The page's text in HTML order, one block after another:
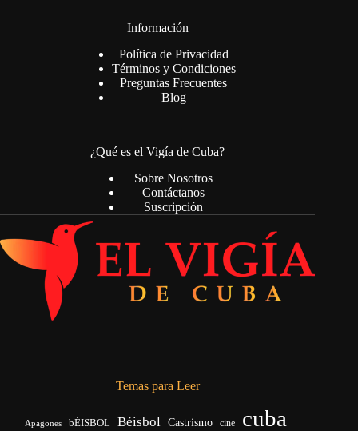
Información
Política de Privacidad
Términos y Condiciones
Preguntas Frecuentes
Blog
¿Qué es el Vigía de Cuba?
Sobre Nosotros
Contáctanos
Suscripción
Temas para Leer
Apagones bÉISBOL Béisbol Castrismo cine cuba